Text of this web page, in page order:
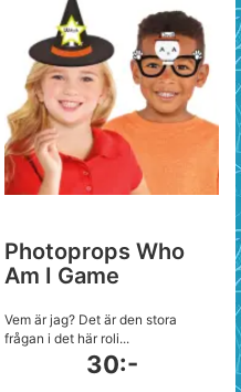
Photoprops Who
Am I Game
Vem är jag? Det är den stora
frågan i det här roli...
30:-